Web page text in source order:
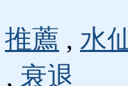
推薦 , 水
, 衰退